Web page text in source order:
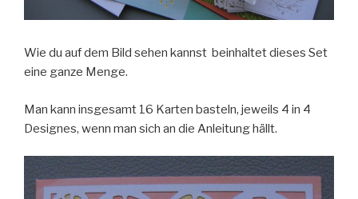
Wie du auf dem Bild sehen kannst beinhaltet dieses Set
eine ganze Menge.
Man kann insgesamt 16 Karten basteln, jeweils 4 in 4
Designes, wenn man sich an die Anleitung hällt.